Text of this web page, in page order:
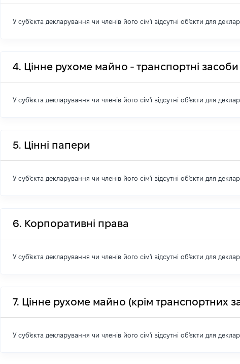
У суб'єкта декларування чи членів його сім'ї відсутні об'єкти для
4. Цінне рухоме майно - транспортні засоби
У суб'єкта декларування чи членів його сім'ї відсутні об'єкти для
5. Цінні папери
У суб'єкта декларування чи членів його сім'ї відсутні об'єкти для
6. Корпоративні права
У суб'єкта декларування чи членів його сім'ї відсутні об'єкти для
7. Цінне рухоме майно (крім транспортних
У суб'єкта декларування чи членів його сім'ї відсутні об'єкти для